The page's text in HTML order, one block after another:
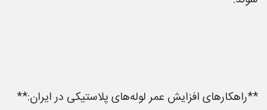
**راهکارهای افزایش عمر لوله‌های پلاستیکی در ایران:**